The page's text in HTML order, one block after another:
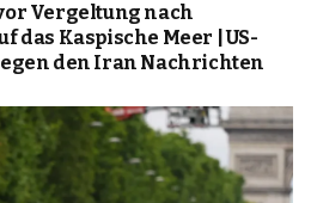
Vergeltung nach
Kaspische Meer | US-
den Iran Nachrichten